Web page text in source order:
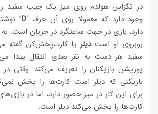
در تگزاس هولدم روی میز یک چیپ سفید‌
وجود دارد که معمولا روی آن حرف “D
”
دارد، بازی در جهت ساعتگرد در جریان است. به
روبروی او استدیلر یا کارت‌‌پخش‌کن گفته
سفید هر دست به نفر بعدی انتقال پیدا
پوزیشن بازیکنان را تعریف می‌کند. وقتی در
بازیکنی که دیلر است کارت‌ها را پخش
برای این کار در میز حضور دارد، اما در
کارت‌ها را پخش می‌کند دیلر است.